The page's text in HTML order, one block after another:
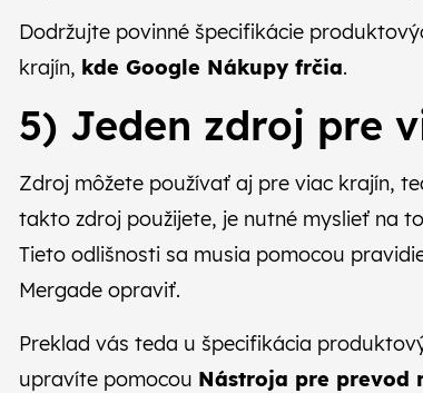
Dodržujte povinné špecifikácie
krajín, kde Google Nákupy frčia.
5) Jeden zdroj pre
Zdroj môžete používať aj pre viac krajín,
takto zdroj použijete, je nutné myslieť na
Tieto odlišnosti sa musia pomocou
Mergade opraviť.
Preklad vás teda u špecifikácia
upravíte pomocou Nástroja pre prevod